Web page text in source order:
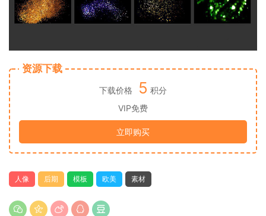
资源下载
下载价格 5 积分
VIP免费
立即购买
人像 后期 模板 欧美 素材